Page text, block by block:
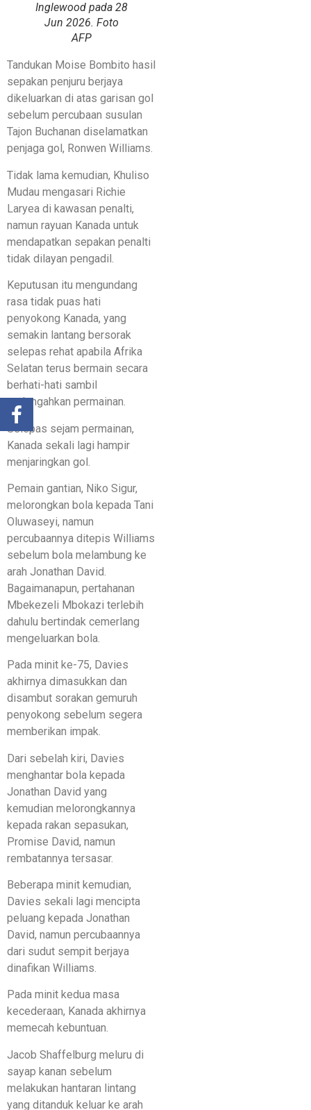
Inglewood pada 28
Jun 2026. Foto
AFP
Tandukan Moise Bombito hasil
sepakan penjuru berjaya
dikeluarkan di atas garisan gol
sebelum percubaan susulan
Tajon Buchanan diselamatkan
penjaga gol, Ronwen Williams.
Tidak lama kemudian, Khuliso
Mudau mengasari Richie
Laryea di kawasan penalti,
namun rayuan Kanada untuk
mendapatkan sepakan penalti
tidak dilayan pengadil.
Keputusan itu mengundang
rasa tidak puas hati
penyokong Kanada, yang
semakin lantang bersorak
selepas rehat apabila Afrika
Selatan terus bermain secara
berhati-hati sambil
melengahkan permainan.
Selepas sejam permainan,
Kanada sekali lagi hampir
menjaringkan gol.
Pemain gantian, Niko Sigur,
melorongkan bola kepada Tani
Oluwaseyi, namun
percubaannya ditepis Williams
sebelum bola melambung ke
arah Jonathan David.
Bagaimanapun, pertahanan
Mbekezeli Mbokazi terlebih
dahulu bertindak cemerlang
mengeluarkan bola.
Pada minit ke-75, Davies
akhirnya dimasukkan dan
disambut sorakan gemuruh
penyokong sebelum segera
memberikan impak.
Dari sebelah kiri, Davies
menghantar bola kepada
Jonathan David yang
kemudian melorongkannya
kepada rakan sepasukan,
Promise David, namun
rembatannya tersasar.
Beberapa minit kemudian,
Davies sekali lagi mencipta
peluang kepada Jonathan
David, namun percubaannya
dari sudut sempit berjaya
dinafikan Williams.
Pada minit kedua masa
kecederaan, Kanada akhirnya
memecah kebuntuan.
Jacob Shaffelburg meluru di
sayap kanan sebelum
melakukan hantaran lintang
yang ditanduk keluar ke arah